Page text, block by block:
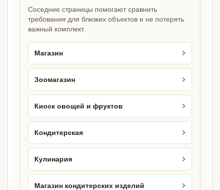
Соседние страницы помогают сравнить
требования для близких объектов и не потерять
важный комплект.
Магазин
Зоомагазин
Киоск овощей и фруктов
Кондитерская
Кулинария
Магазин кондитерских изделий